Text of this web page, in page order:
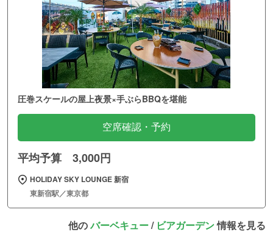
圧巻スケールの屋上夜景×手ぶらBBQを堪能
空席確認・予約
平均予算 3,000円
HOLIDAY SKY LOUNGE 新宿
東新宿駅／東京都
他のバーベキュー/ ビアガーデン情報を見る